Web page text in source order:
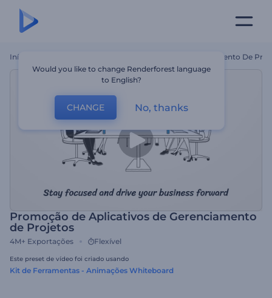
Início Promoção De Aplicativos De Gerenciamento De
Promoção de Aplicativos de Gerenciamento
de Projetos
4M+ Exportações Flexível
Este preset de vídeo foi criado usando
Kit de Ferramentas - Animações Whiteboard
Would you like to change Renderforest language
to English?
CHANGE No, thanks